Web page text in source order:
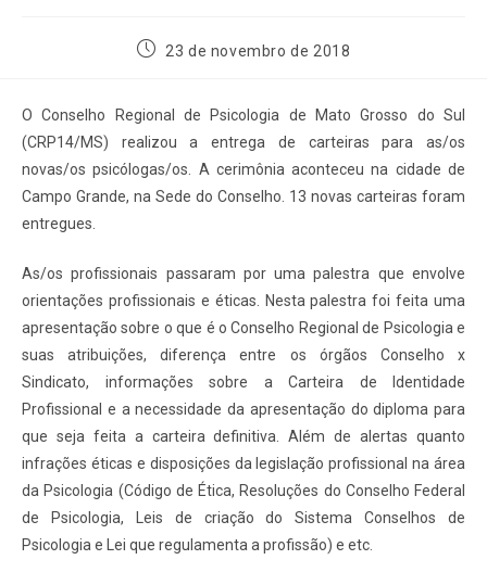
23 de novembro de 2018
O Conselho Regional de Psicologia de Mato Grosso do Sul
(CRP14/MS) realizou a entrega de carteiras para as/os
novas/os psicólogas/os. A cerimônia aconteceu na cidade de
Campo Grande, na Sede do Conselho. 13 novas carteiras foram
entregues.
As/os profissionais passaram por uma palestra que envolve
orientações profissionais e éticas. Nesta palestra foi feita uma
apresentação sobre o que é o Conselho Regional de Psicologia e
suas atribuições, diferença entre os órgãos Conselho x
Sindicato, informações sobre a Carteira de Identidade
Profissional e a necessidade da apresentação do diploma para
que seja feita a carteira definitiva. Além de alertas quanto
infrações éticas e disposições da legislação profissional na área
da Psicologia (Código de Ética, Resoluções do Conselho Federal
de Psicologia, Leis de criação do Sistema Conselhos de
Psicologia e Lei que regulamenta a profissão) e etc.